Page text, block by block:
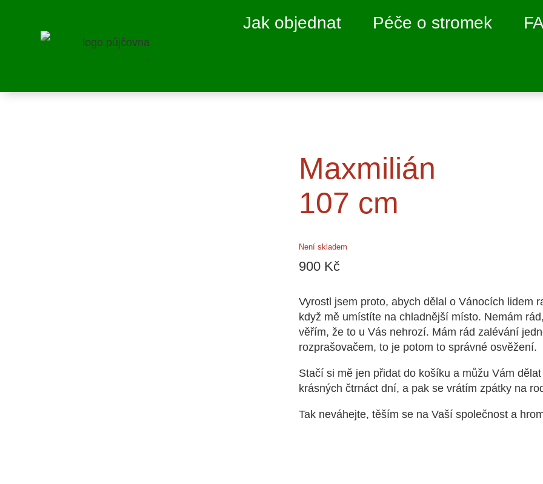
Jak objednat Péče o stromek
Maxmilián
107 cm
Není skladem
900 Kč
Vyrostl jsem proto, abych dělal o Vánocích lidem
když mě umístíte na chladnější místo. Nemám
věřím, že to u Vás nehrozí. Mám rád zalévání
rozprašovačem, to je potom to správné osvěžení.
Stačí si mě jen přidat do košíku a můžu Vám
krásných čtrnáct dní, a pak se vrátím zpátky na
Tak neváhejte, těším se na Vaší společnost a